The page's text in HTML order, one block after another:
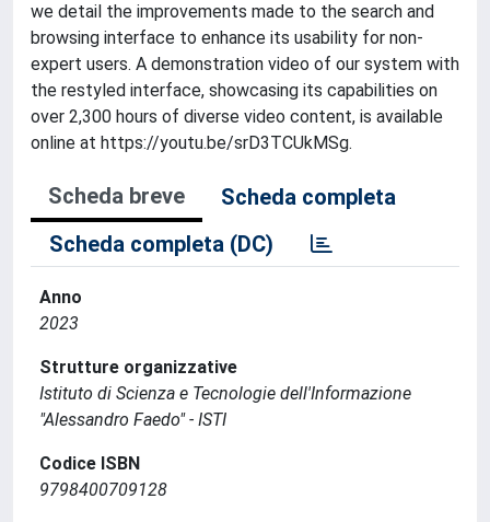
we detail the improvements made to the search and
browsing interface to enhance its usability for non-
expert users. A demonstration video of our system with
the restyled interface, showcasing its capabilities on
over 2,300 hours of diverse video content, is available
online at https://youtu.be/srD3TCUkMSg.
Scheda breve
Scheda completa
Scheda completa (DC)
Anno
2023
Strutture organizzative
Istituto di Scienza e Tecnologie dell'Informazione
"Alessandro Faedo" - ISTI
Codice ISBN
9798400709128